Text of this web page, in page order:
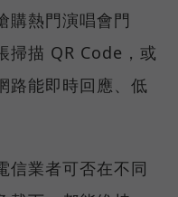
購熱門演唱會門
掃描 QR Code，或
路能即時回應、低
信業者可否在不同